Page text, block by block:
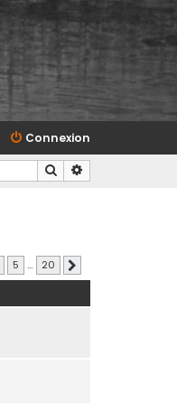
Connexion
Rechercher
5 … 20